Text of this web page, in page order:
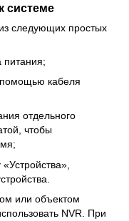
системе
следующих простых
питания;
кабеля
отдельного
чтобы
или объектом
NVR. При